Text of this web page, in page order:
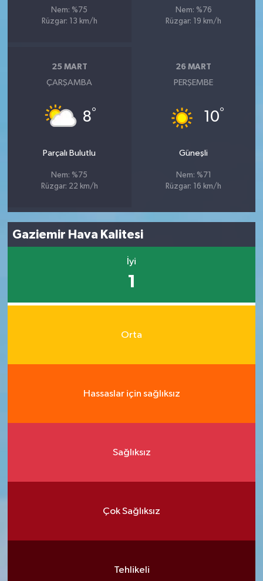
Nem: %75
Rüzgar: 13 km/h
Nem: %76
Rüzgar: 19 km/h
25 MART
ÇARŞAMBA
8°
Parçalı Bulutlu
Nem: %75
Rüzgar: 22 km/h
26 MART
PERŞEMBE
10°
Güneşli
Nem: %71
Rüzgar: 16 km/h
Gaziemir Hava Kalitesi
İyi
1
Orta
Hassaslar için sağlıksız
Sağlıksız
Çok Sağlıksız
Tehlikeli